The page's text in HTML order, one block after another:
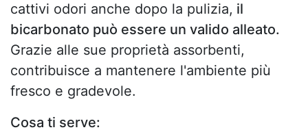
cattivi odori anche dopo la pulizia, il
bicarbonato può essere un valido alleato.
Grazie alle sue proprietà assorbenti,
contribuisce a mantenere l'ambiente più
fresco e gradevole.
Cosa ti serve: